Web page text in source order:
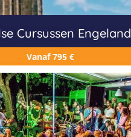
Cursussen Engeland
Vanaf 795 €